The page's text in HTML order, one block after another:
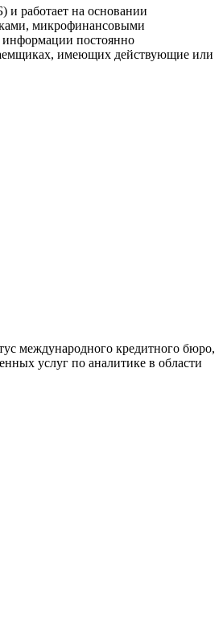
работает на основании
микрофинансовыми
постоянно
имеющих действующие или
международного кредитного бюро,
услуг по аналитике в области